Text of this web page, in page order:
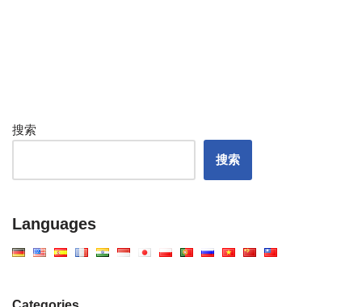
搜索
搜索
Languages